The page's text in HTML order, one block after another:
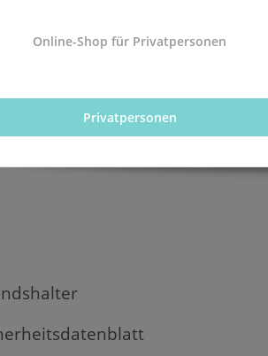
wie das ganze funktioniert, gibt
erweiterungen/servoboard
Online-Shop für Privatpersonen
Privatpersonen